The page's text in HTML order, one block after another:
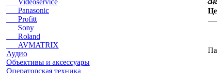
Videoservice
Panasonic
Profitt
Sony
Roland
AVMATRIX
Аудио
Объективы и аксессуары
Операторская техника